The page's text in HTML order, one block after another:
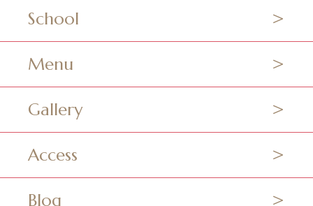
School
Menu
Gallery
Access
Blog